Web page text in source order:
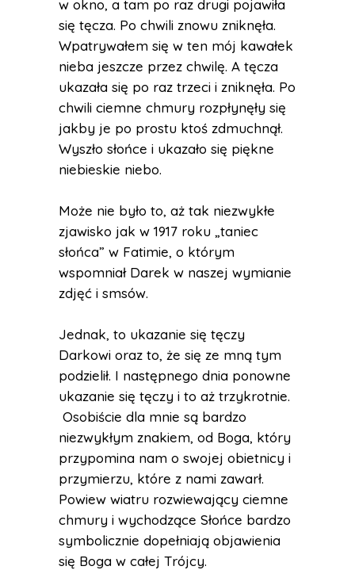
w okno, a tam po raz drugi pojawiła
się tęcza. Po chwili znowu zniknęła.
Wpatrywałem się w ten mój kawałek
nieba jeszcze przez chwilę. A tęcza
ukazała się po raz trzeci i zniknęła. Po
chwili ciemne chmury rozpłynęły się
jakby je po prostu ktoś zdmuchnął.
Wyszło słońce i ukazało się piękne
niebieskie niebo.
Może nie było to, aż tak niezwykłe
zjawisko jak w 1917 roku „taniec
słońca” w Fatimie, o którym
wspomniał Darek w naszej wymianie
zdjęć i smsów.
Jednak, to ukazanie się tęczy
Darkowi oraz to, że się ze mną tym
podzielił. I następnego dnia ponowne
ukazanie się tęczy i to aż trzykrotnie.
Osobiście dla mnie są bardzo
niezwykłym znakiem, od Boga, który
przypomina nam o swojej obietnicy i
przymierzu, które z nami zawarł.
Powiew wiatru rozwiewający ciemne
chmury i wychodzące Słońce bardzo
symbolicznie dopełniają objawienia
się Boga w całej Trójcy.